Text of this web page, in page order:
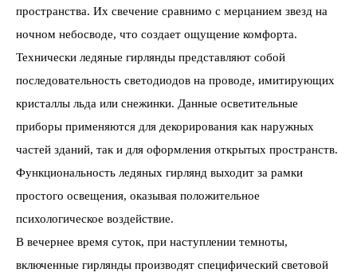
пространства. Их свечение сравнимо с мерцанием звезд на
ночном небосводе, что создает ощущение комфорта.
Технически ледяные гирлянды представляют собой
последовательность светодиодов на проводе, имитирующих
кристаллы льда или снежинки. Данные осветительные
приборы применяются для декорирования как наружных
частей зданий, так и для оформления открытых пространств.
Функциональность ледяных гирлянд выходит за рамки
простого освещения, оказывая положительное
психологическое воздействие.
В вечернее время суток, при наступлении темноты,
включенные гирлянды производят специфический световой